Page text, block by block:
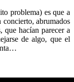
problema) es que a
concierto, abrumados
que hacían parecer a
de algo, que el